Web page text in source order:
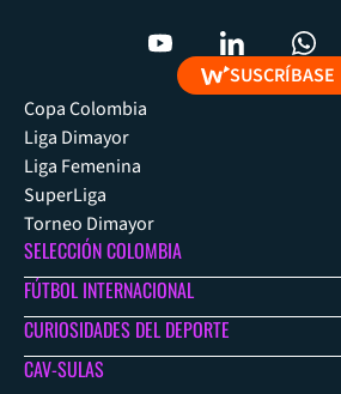
SUSCRÍBASE
Copa Colombia
Liga Dimayor
Liga Femenina
SuperLiga
Torneo Dimayor
SELECCIÓN COLOMBIA
FÚTBOL INTERNACIONAL
CURIOSIDADES DEL DEPORTE
CAV-SULAS